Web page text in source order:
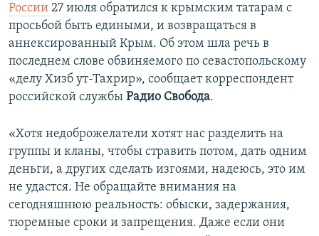
СОВЕТЫ ПРАВОЗАЩИТНИКОВ
ПРОПАВШИЕ БЕЗ ВЕСТИ
ПОБЕДИТЕЛЕЙ НЕ СУДЯТ?
КРЫМ.НЕПОКОРЕННЫЙ
УКРАИНСКАЯ ПРОБЛЕМА КРЫМА
Українською
Qırımtatar
ПРИСОЕДИНЯЙТЕСЬ!
Все сайты RFE/RL
России 27 июля обратился к крымским татарам с
просьбой быть едиными, и возвращаться в
аннексированный Крым. Об этом шла речь в
последнем слове обвиняемого по севастопольскому
«делу Хизб ут-Тахрир», сообщает корреспондент
российской службы Радио Свобода.
«Хотя недоброжелатели хотят нас разделить на
группы и кланы, чтобы стравить потом, дать одним
деньги, а других сделать изгоями, надеюсь, это им
не удастся. Не обращайте внимания на
сегодняшнюю реальность: обыски, задержания,
тюремные сроки и запрещения. Даже если они